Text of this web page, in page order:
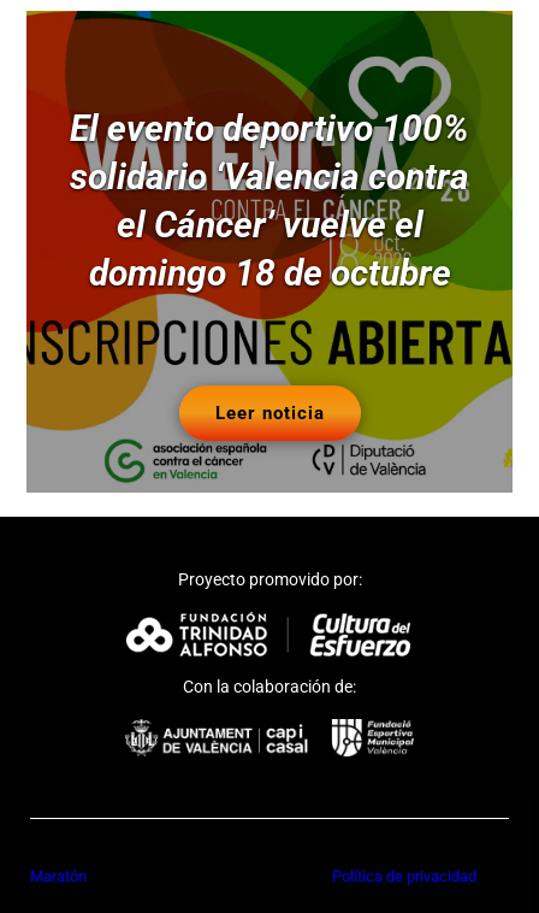
El evento deportivo 100%
solidario ‘Valencia contra
el Cáncer’ vuelve el
domingo 18 de octubre
Leer noticia
Proyecto promovido por:
Con la colaboración de:
Maratón Política de privacidad